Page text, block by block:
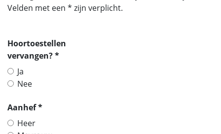
Velden met een * zijn verplicht.
Hoortoestellen
vervangen? *
Ja
Nee
Aanhef *
Heer